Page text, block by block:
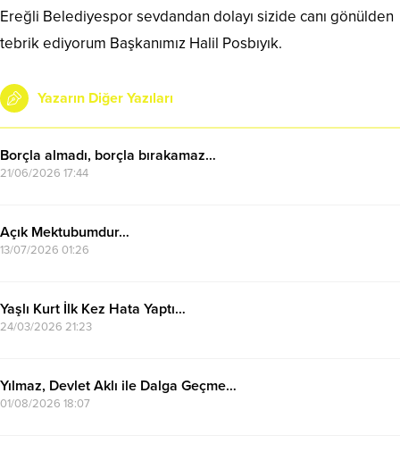
Ereğli Belediyespor sevdandan dolayı sizide canı gönülden
tebrik ediyorum Başkanımız Halil Posbıyık.
Yazarın Diğer Yazıları
Borçla almadı, borçla bırakamaz…
21/06/2026 17:44
Açık Mektubumdur…
13/07/2026 01:26
Yaşlı Kurt İlk Kez Hata Yaptı…
24/03/2026 21:23
Yılmaz, Devlet Aklı ile Dalga Geçme…
01/08/2026 18:07